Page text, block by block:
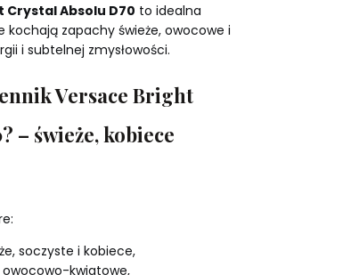
Absolu D70 to idealna
zapachy świeże, owocowe i
i subtelnej zmysłowości.
Versace Bright
– świeże, kobiece
soczyste i kobiece,
kwiatowe,